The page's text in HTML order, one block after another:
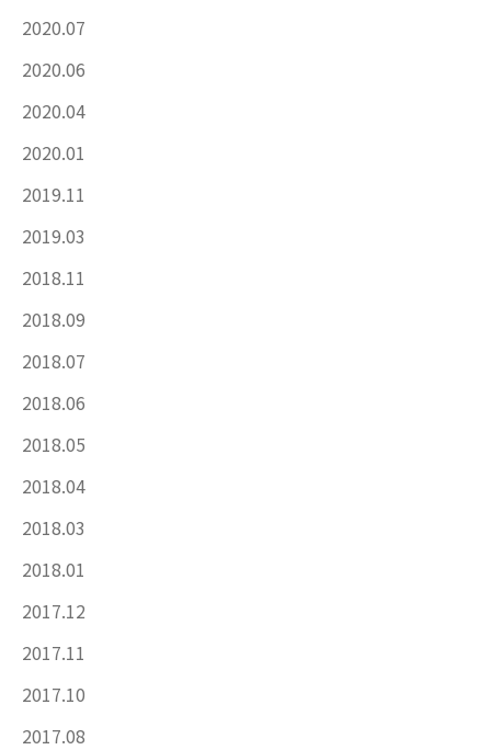
2020.07
2020.06
2020.04
2020.01
2019.11
2019.03
2018.11
2018.09
2018.07
2018.06
2018.05
2018.04
2018.03
2018.01
2017.12
2017.11
2017.10
2017.08